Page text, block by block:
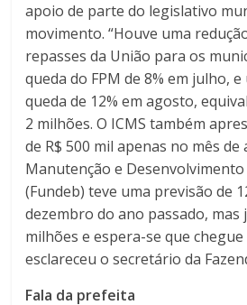
apoio de parte do legislativo
movimento. “Houve uma
repasses da União para os
queda do FPM de 8% em julho,
queda de 12% em agosto,
2 milhões. O ICMS também
de R$ 500 mil apenas no mês de
Manutenção e Desenvolvimento
(Fundeb) teve uma previsão de
dezembro do ano passado, mas
milhões e espera-se que chegue
esclareceu o secretário da
Fala da prefeita